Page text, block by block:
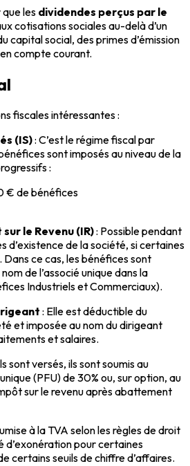
les dividendes perçus par le
cotisations sociales au-delà d’un
capital social, des primes d’émission
compte courant.
fiscales intéressantes :
(IS): C’est le régime fiscal par
sont imposés au niveau de la
:
€ de bénéfices
le Revenu (IR): Possible pendant
d’existence de la société, si certaines
ce cas, les bénéfices sont
de l’associé unique dans la
Industriels et Commerciaux).
: Elle est déductible du
et imposée au nom du dirigeant
et salaires.
sont versés, ils sont soumis au
(PFU) de 30% ou, sur option, au
sur le revenu après abattement
à la TVA selon les règles de droit
d’exonération pour certaines
certains seuils de chiffre d’affaires.